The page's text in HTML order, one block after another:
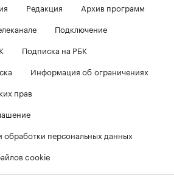
Редакция
Архив программ
Подключение
Подписка на РБК
Информация об ограничениях
прав
персональных данных
cookie